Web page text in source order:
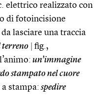
elettrico realizzato con
di fotoincisione
lasciare una traccia
terreno
fig.,
un’immagine
stampato nel cuore
stampa: spedire